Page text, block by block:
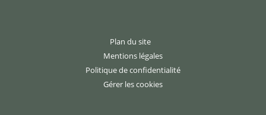
Plan du site
Mentions légales
Politique de confidentialité
Gérer les cookies